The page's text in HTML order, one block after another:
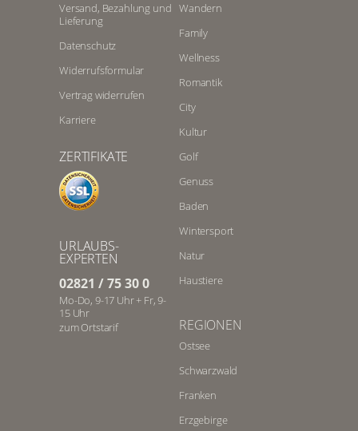
Versand, Bezahlung und
Lieferung
Datenschutz
Widerrufsformular
Vertrag widerrufen
Karriere
ZERTIFIKATE
URLAUBS-
EXPERTEN
02821 / 75 30 0
Mo-Do, 9-17 Uhr + Fr, 9-
15 Uhr
zum Ortstarif
Wandern
Family
Wellness
Romantik
City
Kultur
Golf
Genuss
Baden
Wintersport
Natur
Haustiere
REGIONEN
Ostsee
Schwarzwald
Franken
Erzgebirge